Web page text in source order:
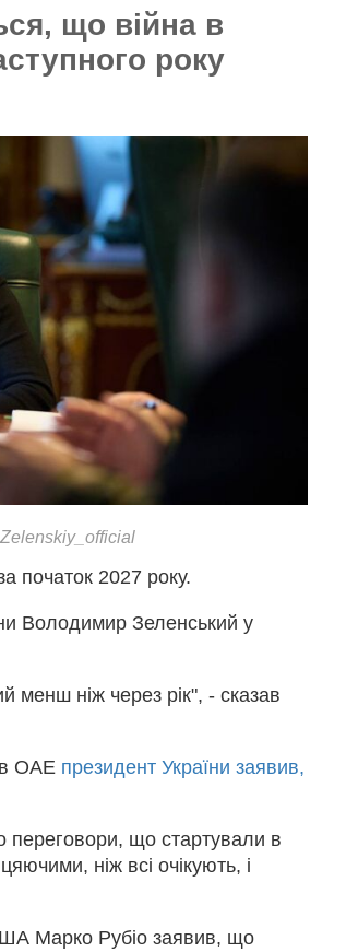
що війна в
року
початок 2027 року.
Володимир Зеленський у
менш ніж через рік", - сказав
в ОАЕ президент України заявив,
переговори, що стартували в
ніж всі очікують, і
Марко Рубіо заявив, що